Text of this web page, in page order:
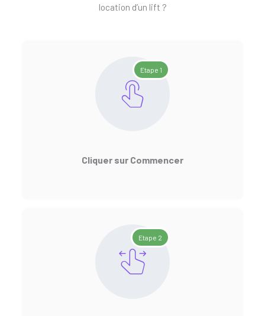
location d’un lift ?
Etape 1
Cliquer sur Commencer
Etape 2